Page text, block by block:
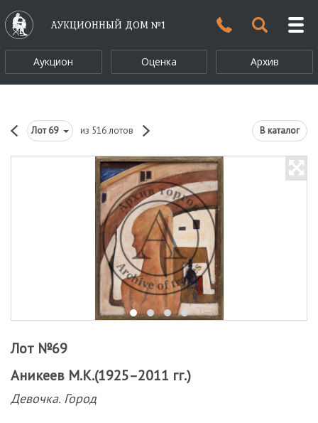
АУКЦИОННЫЙ ДОМ №1
Аукцион Оценка Архив
Лот69 из 516 лотов В каталог
Лот №69
Аникеев М.К.(1925–2011 гг.)
Девочка. Город